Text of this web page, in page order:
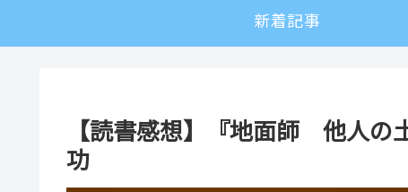
新着記事
【読書感想】『地面師 他人の
功